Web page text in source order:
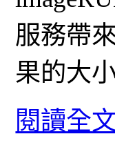
服務帶
果的大
閱讀全